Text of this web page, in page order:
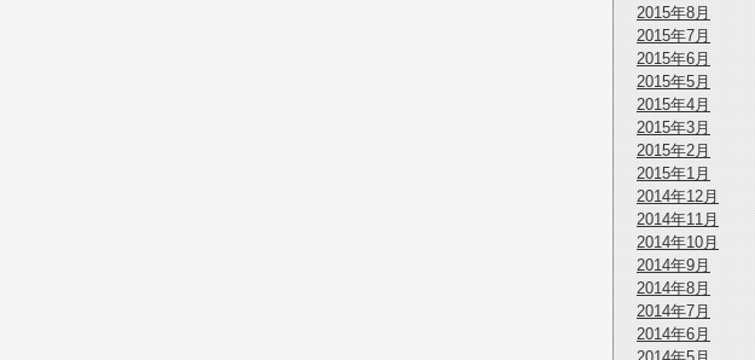
2015年8月
2015年7月
2015年6月
2015年5月
2015年4月
2015年3月
2015年2月
2015年1月
2014年12月
2014年11月
2014年10月
2014年9月
2014年8月
2014年7月
2014年6月